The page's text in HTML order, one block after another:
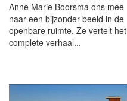
Anne Marie Boorsma ons mee
naar een bijzonder beeld in de
openbare ruimte. Ze vertelt het
complete verhaal...